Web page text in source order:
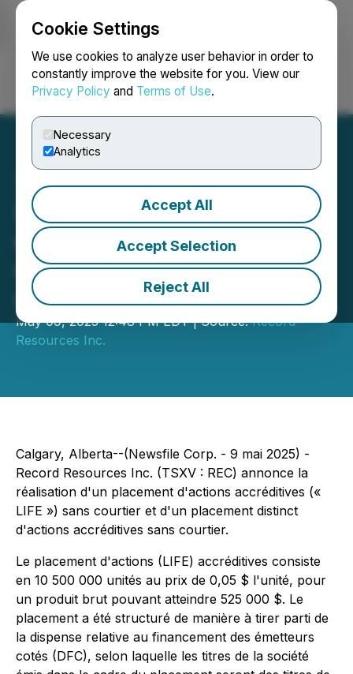
Cookie Settings
We use cookies to analyze user behavior in order to
constantly improve the website for you. View our
Privacy Policy and Terms of Use.
Necessary
Analytics
Accept All
Accept Selection
Reject All
Login Search Français
Record Resources pour
exécuter l'émission
d'actions accréditives et
de LIFE
May 09, 2025 12:48 PM EDT | Source:Record
Resources Inc.
Calgary, Alberta--(Newsfile Corp. - 9 mai 2025) -
Record Resources Inc. (TSXV : REC) annonce la
réalisation d'un placement d'actions accréditives («
LIFE ») sans courtier et d'un placement distinct
d'actions accréditives sans courtier.
Le placement d'actions (LIFE) accréditives consiste
en 10 500 000 unités au prix de 0,05 $ l'unité, pour
un produit brut pouvant atteindre 525 000 $. Le
placement a été structuré de manière à tirer parti de
la dispense relative au financement des émetteurs
cotés (DFC), selon laquelle les titres de la société